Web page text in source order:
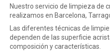
e
r
i
c
i
e
z
a
c
r
Nuestro servicio de limpieza de
realizamos en Barcelona,
Las diferentes técnicas de
dependen de las superficie
composición y características.